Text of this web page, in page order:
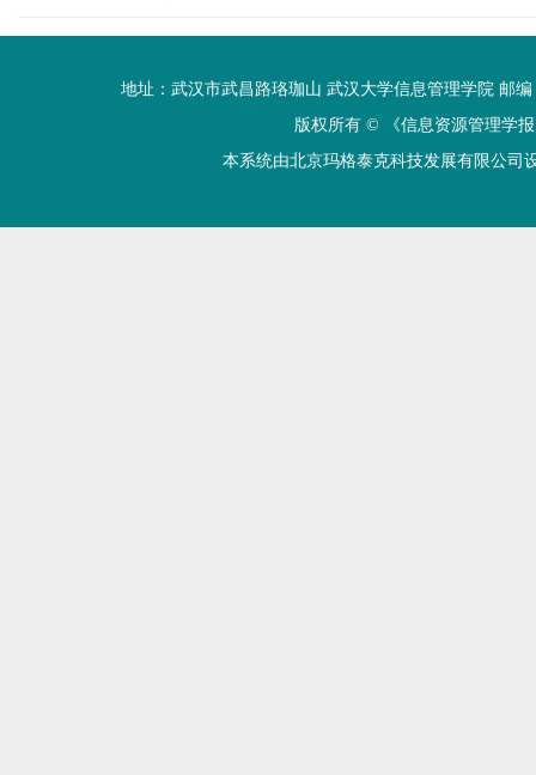
地址：武汉市武昌路珞珈山 武汉大学信息管理学院 邮编
版权所有 ©
《信息资源管理学
本系统由北京玛格泰克科技发展有限公司